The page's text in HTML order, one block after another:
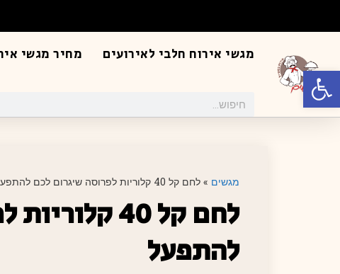
פתח סרגל נגישות
מגשי אירוח חלבי לאירועים מחיר מגשי
מגשים » לחם קל 40 קלוריות לפרוסה שיגרום לכם להתפעל
לחם קל 40
להתפעל